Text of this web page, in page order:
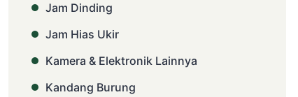
Jam Dinding
Jam Hias Ukir
Kamera & Elektronik Lainnya
Kandang Burung